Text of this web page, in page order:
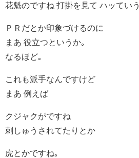
花魁のですね 打掛を見て ハッていう
ＰＲだとか印象づけるのに
まあ 役立つというか｡
なるほど｡
これも派手なんですけど
まあ 例えば
クジャクがですね
刺しゅうされてたりとか
虎とかですね｡